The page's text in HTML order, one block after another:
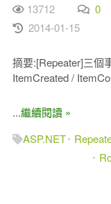
13712 0
2014-01-15
摘要:[Repeater]三個
ItemCreated /
...繼續閱讀 »
ASP.NET